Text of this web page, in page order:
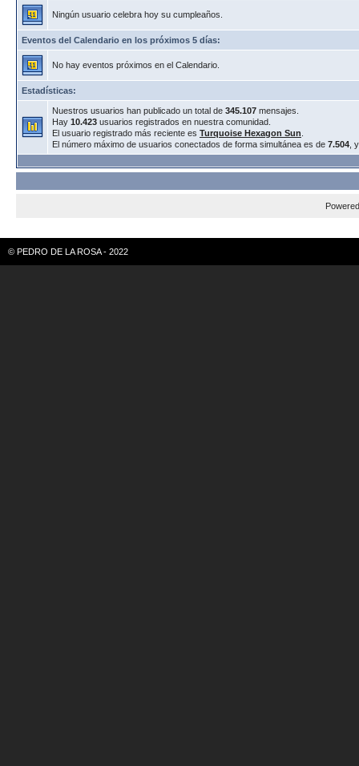
Ningún usuario celebra hoy su cumpleaños.
Eventos del Calendario en los próximos 5 días:
No hay eventos próximos en el Calendario.
Estadísticas:
Nuestros usuarios han publicado un total de 345.107 mensajes.
Hay 10.423 usuarios registrados en nuestra comunidad.
El usuario registrado más reciente es Turquoise Hexagon Sun
El número máximo de usuarios conectados de forma simultánea es de 7.504 ,
© PEDRO DE LA ROSA - 2022